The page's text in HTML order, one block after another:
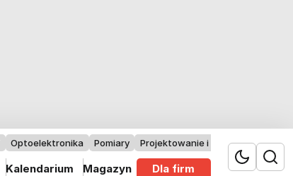
Optoelektronika Pomiary Projektowanie i badania
Kalendarium Magazyn Dla firm